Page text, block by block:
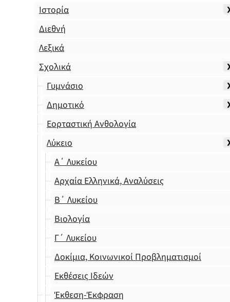
Ιστορία
Διεθνή
Λεξικά
Σχολικά
Γυμνάσιο
Δημοτικό
Εορταστική Ανθολογία
Λύκειο
Α΄ Λυκείου
Αρχαία Ελληνικά, Αναλύσεις
Β΄ Λυκείου
Βιολογία
Γ΄ Λυκείου
Δοκίμια, Κοινωνικοί Προβληματισμοί
Εκθέσεις Ιδεών
Έκθεση-Έκφραση